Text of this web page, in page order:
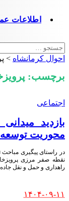
اطلاعات
جستجو
برای:
احوال کرمانشاه >
برچسب:
اجتماعی
بازدید
محوریت توسعه
در راستای پیگیری مباحث
نقطه صفر مرزی
راهداری و حمل‌ و نقل
by
۱۴۰۴-۰۹-۱۱